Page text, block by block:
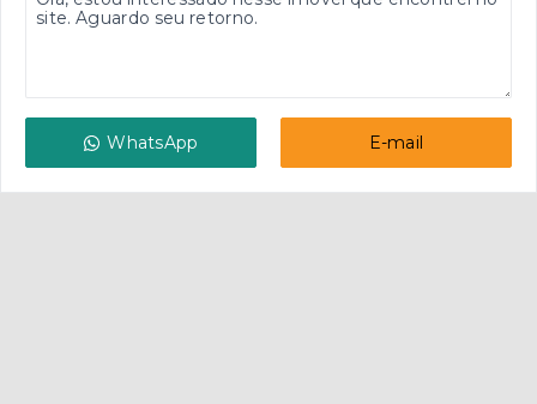
WhatsApp E-mail